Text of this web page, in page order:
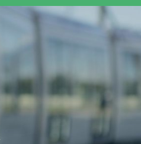
Retour à l'accueil